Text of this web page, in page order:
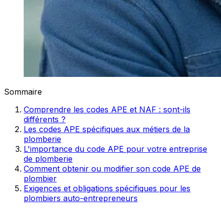
Sommaire
Comprendre les codes APE et NAF : sont-ils
différents ?
Les codes APE spécifiques aux métiers de la
plomberie
L'importance du code APE pour votre entreprise
de plomberie
Comment obtenir ou modifier son code APE de
plombier
Exigences et obligations spécifiques pour les
plombiers auto-entrepreneurs